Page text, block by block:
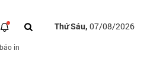
Thứ Sáu, 07/08/2026
in